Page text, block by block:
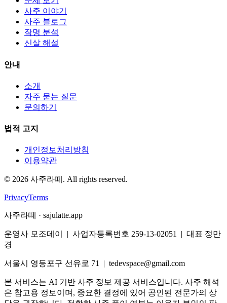
사주 이야기
사주 블로그
작명 분석
신살 해설
안내
소개
자주 묻는 질문
문의하기
법적 고지
개인정보처리방침
이용약관
© 2026 사주라떼. All rights reserved.
PrivacyTerms
사주라떼 · sajulatte.app
운영사 모조데이 | 사업자등록번호 259-13-02051 | 대표 정만
경
서울시 영등포구 선유로 71 | tedevspace@gmail.com
본 서비스는 AI 기반 사주 정보 제공 서비스입니다. 사주 해석
은 참고용 정보이며, 중요한 결정에 있어 공인된 전문가의 상